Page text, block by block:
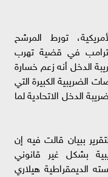
تورط المرشح
ترامب في قضية تهرب
الدخل أنه زعم خسارة
وأن التخفيضات الضريبية الكبيرة التي
الدخل الاتحادية لما
ببيان قالت فيه إن
بشكل غير قانوني
الديمقراطية هيلاري